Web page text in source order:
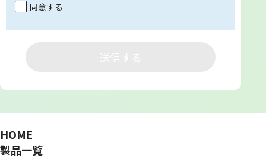
同意する
HOME
製品一覧